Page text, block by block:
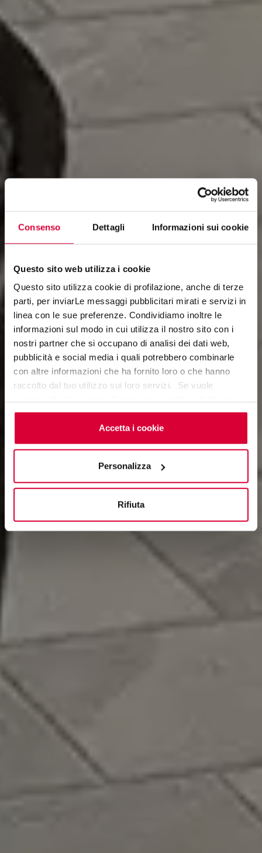
Consenso Dettagli Informazioni sui cookie
Questo sito web utilizza i cookie
Questo sito utilizza cookie di profilazione, anche di terze
parti, per inviarLe messaggi pubblicitari mirati e servizi in
linea con le sue preferenze. Condividiamo inoltre le
informazioni sul modo in cui utilizza il nostro sito con i
nostri partner che si occupano di analisi dei dati web,
pubblicità e social media i quali potrebbero combinarle
con altre informazioni che ha fornito loro o che hanno
raccolto dal tuo utilizzo sui loro servizi. Se vuole
cookieclicchi qui. Il consenso può essere espresso
cliccando sul tasto “Accetta i cookie”. Se non vuole i
cookie di profilazione può negare il consenso sul tasto
Accetta i cookie
Personalizza
Rifiuta
DISCOVERY
ITALIAN TRAILS